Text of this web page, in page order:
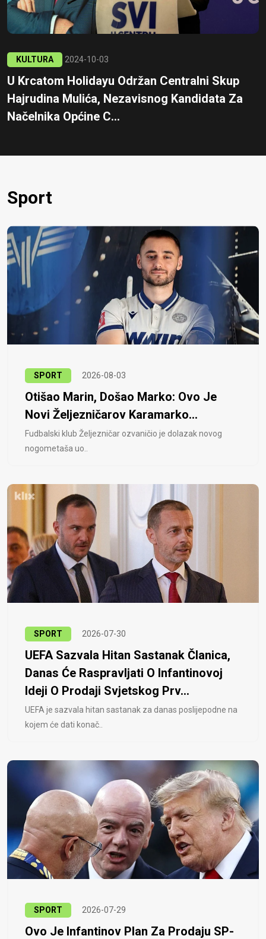
KULTURA 2024-10-03
U Krcatom Holidayu Održan Centralni Skup
Hajrudina Mulića, Nezavisnog Kandidata Za
Načelnika Općine C...
Sport
SPORT 2026-08-03
Otišao Marin, Došao Marko: Ovo Je
Novi Željezničarov Karamarko...
Fudbalski klub Željezničar ozvaničio je dolazak novog
nogometaša uo..
SPORT 2026-07-30
UEFA Sazvala Hitan Sastanak Članica,
Danas Će Raspravljati O Infantinovoj
Ideji O Prodaji Svjetskog Prv...
UEFA je sazvala hitan sastanak za danas poslijepodne na
kojem će dati konač..
SPORT 2026-07-29
Ovo Je Infantinov Plan Za Prodaju SP-